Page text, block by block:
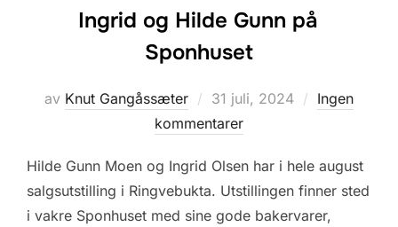
Ingrid og Hilde Gunn på
Sponhuset
av Knut Gangåssæter
Posted
on
31 juli, 2024
Ingen
kommentarer
Hilde Gunn Moen og Ingrid Olsen har i hele august
salgsutstilling i Ringvebukta. Utstillingen finner sted
i vakre Sponhuset med sine gode bakervarer,